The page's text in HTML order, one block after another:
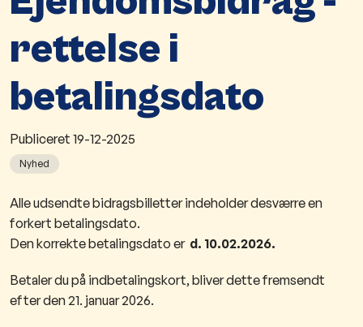
rettelse i
betalingsdato
Publiceret 19-12-2025
Nyhed
Alle udsendte bidragsbilletter indeholder desværre en
forkert betalingsdato.​
Den korrekte betalingsdato er ​ d. 10.02.2026.
Betaler du på indbetalingskort, bliver dette fremsendt
efter den 21. januar 2026.